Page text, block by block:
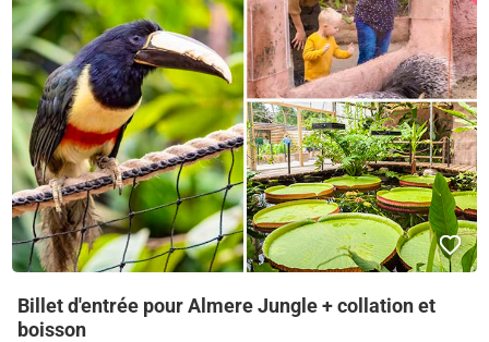
Billet d'entrée pour Almere Jungle + collation et
boisson